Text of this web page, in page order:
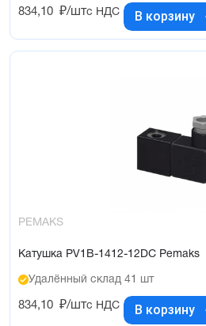
834,10 ₽/штс НДС В корзину
PEMAKS
Катушка PV1B-1412-12DC Pemaks
Удалённый склад 41 шт
834,10 ₽/штс НДС В корзину